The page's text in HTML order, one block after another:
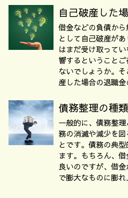
自己破産した
借金などの負債か
として自己破産が
はまだ受け取って
響するということ
ないでしょうか。
産した場合の退職
債務整理の種類
一般的に、債務整
務の消滅や減少を
とです。債務の典
ます。もちろん、
良いのですが、借
で膨大なものに膨